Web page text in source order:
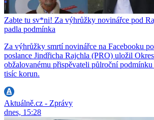
Zabte tu sv*ni! Za výhrůžky novinářce pod
padla podmínka
Za výhrůžky smrtí novinářce na Facebooku
poslance Jindřicha Rajchla (PRO) uložil
obžalovanému přispěvateli půlroční podmínku
tisíc korun.
Aktuálně.cz - Zprávy
dnes, 15:28